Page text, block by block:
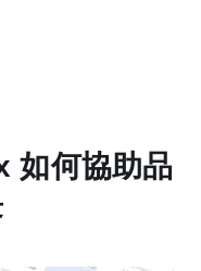
如何協助品